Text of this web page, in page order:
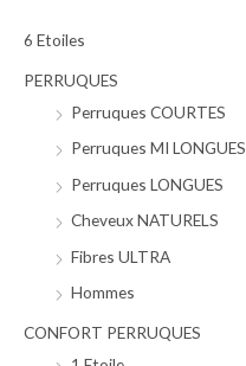
r
:
6 Etoiles
PERRUQUES
Perruques COURTES
Perruques MI LONGUES
Perruques LONGUES
Cheveux NATURELS
Fibres ULTRA
Hommes
CONFORT PERRUQUES